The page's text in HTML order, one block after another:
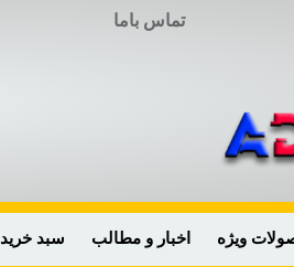
تماس باما
ویژه اخبار و مطالب سبد خرید